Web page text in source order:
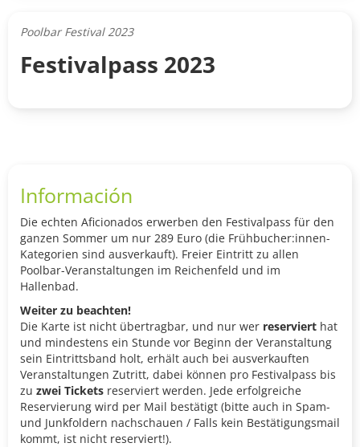
Poolbar Festival 2023
Festivalpass 2023
Información
Die echten Aficionados erwerben den Festivalpass für den
ganzen Sommer um nur 289 Euro (die Frühbucher:innen-
Kategorien sind ausverkauft). Freier Eintritt zu allen
Poolbar-Veranstaltungen im Reichenfeld und im
Hallenbad.
Weiter zu beachten!
Die Karte ist nicht übertragbar, und nur wer reserviert hat
und mindestens ein Stunde vor Beginn der Veranstaltung
sein Eintrittsband holt, erhält auch bei ausverkauften
Veranstaltungen Zutritt, dabei können pro Festivalpass bis
zu zwei Tickets reserviert werden. Jede erfolgreiche
Reservierung wird per Mail bestätigt (bitte auch in Spam-
und Junkfoldern nachschauen / Falls kein Bestätigungsmail
kommt, ist nicht reserviert!).